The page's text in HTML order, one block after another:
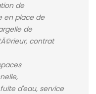
de
en place de
de
contrat
d'eau, service